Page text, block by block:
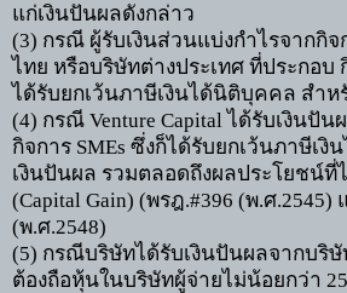
แก่เงินปันผลดังกล่าว
(3) กรณี ผู้รับเงินส่วนแบ่งกำไรจากกิ
ไทย หรือบริษัทต่างประเทศ ที่ประกอบ
ได้รับยกเว้นภาษีเงินได้นิติบุคคล สำห
(4) กรณี Venture Capitalได้รับเงินปัน
กิจการ SMEs ซึ่งก็ได้รับยกเว้นภาษีเงิ
เงินปันผล รวมตลอดถึงผลประโยชน์ที่
(Capital Gain) (พรฎ.#396 (พ.ศ.2545)
(พ.ศ.2548)
(5) กรณีบริษัทได้รับเงินปันผลจากบริษั
ต้องถือหุ้นในบริษัทผู้จ่ายไม่น้อยกว่า